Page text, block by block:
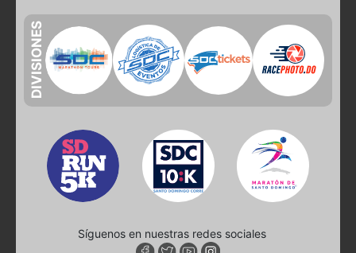
DIVISIONES
Síguenos en nuestras redes sociales